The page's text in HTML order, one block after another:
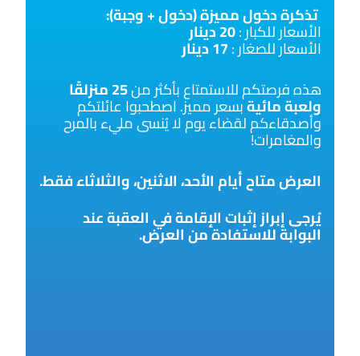
تذكرة دخول مميزة (دخول + وجبة):
الأسعار للكبار :
الأسعار للصغار :17 دينار
هذه فرصتكم للاستمتاع بأكثر من
25 منزلقًا
ولعبة مائيةبسعر مميز. اصطحبوا عائلتكم
وأصدقاءكم لقضاء يوم لا يُنسى مليء بالمرح
والمغامرات!
العرض متاح أيام الأحد، الاثنين، والثلاثاء فقط.
يُرجى إبراز إثبات الإقامة في العقبة عند
البوابة للاستفادة من العرض.